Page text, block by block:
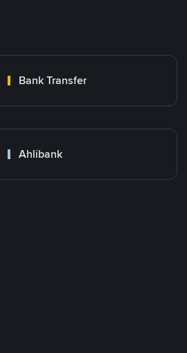
Bank Transfer
Ahlibank